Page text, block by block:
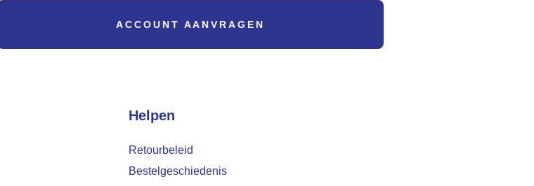
ACCOUNT AANVRAGEN
Helpen
Retourbeleid
Bestelgeschiedenis